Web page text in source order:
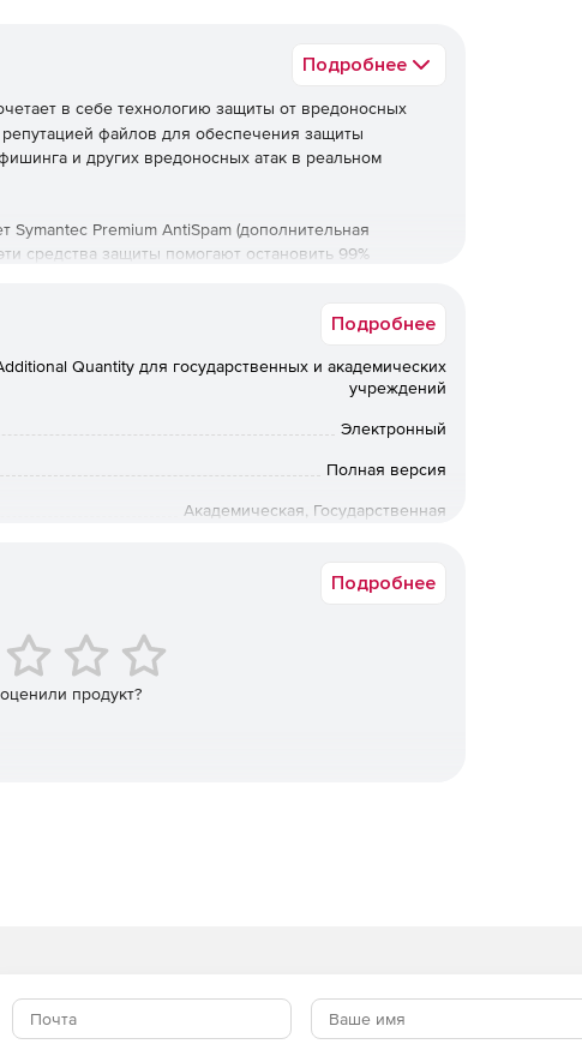
Подробнее
в себе технологию защиты от вредоносных
файлов для обеспечения защиты
и других вредоносных атак в реальном
Premium AntiSpam (дополнительная
средства защиты помогают остановить 99%
Microsoft Hyper-V и VMware Exchange.
почтовые ящики от заражения в любое время,
вредоносных программ помогают удалить угрозы
улучшает и ускоряет поиск и анализ данных.
Подробнее
Quantity для государственных и академических
учреждений
Электронный
Полная версия
Академическая, Государственная
Подробнее
продукт?